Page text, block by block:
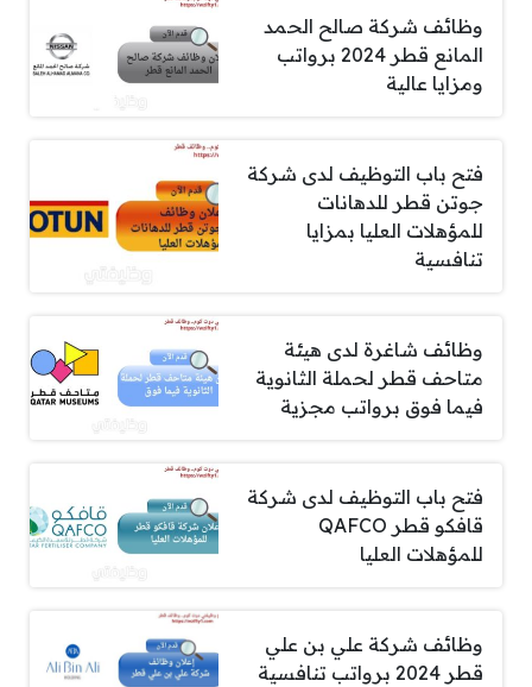
وظائف شركة صالح الحمد
المانع قطر 2024 برواتب
ومزايا عالية
فتح باب التوظيف لدى شركة
جوتن قطر للدهانات
للمؤهلات العليا بمزايا
تنافسية
وظائف شاغرة لدى هيئة
متاحف قطر لحملة الثانوية
فيما فوق برواتب مجزية
فتح باب التوظيف لدى شركة
قافكو قطر QAFCO
للمؤهلات العليا
وظائف شركة علي بن علي
قطر 2024 برواتب تنافسية